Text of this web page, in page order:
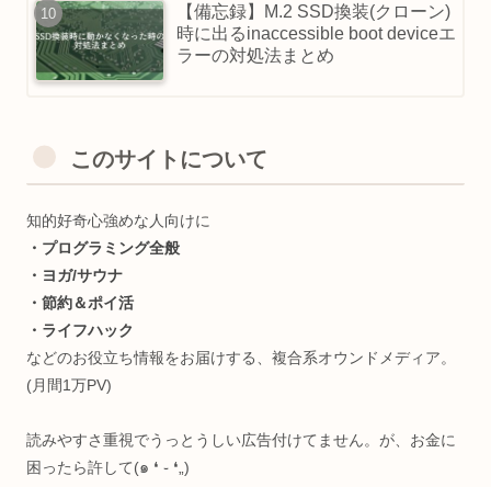
【備忘録】M.2 SSD換装(クローン)
時に出るinaccessible boot deviceエ
ラーの対処法まとめ
このサイトについて
知的好奇心強めな人向けに